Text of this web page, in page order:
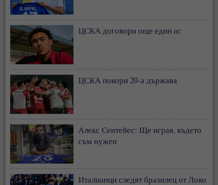
ЦСКА договори още един ас
ЦСКА покори 20-а държава
Алекс Сентейес: Ще играя, където
съм нужен
Италианци следят бразилец от Локо